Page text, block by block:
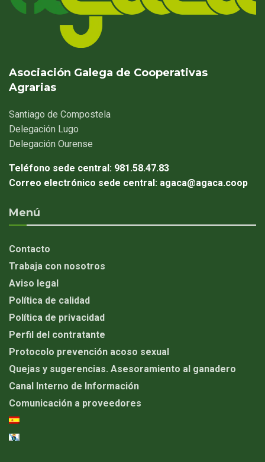
Asociación Galega de Cooperativas
Agrarias
Santiago de Compostela
Delegación Lugo
Delegación Ourense
Teléfono sede central: 981.58.47.83
Correo electrónico sede central: agaca@agaca.coop
Menú
Contacto
Trabaja con nosotros
Aviso legal
Política de calidad
Política de privacidad
Perfil del contratante
Protocolo prevención acoso sexual
Quejas y sugerencias. Asesoramiento al ganadero
Canal Interno de Información
Comunicación a proveedores